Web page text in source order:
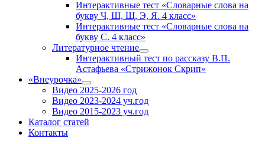
Интерактивные тест «Словарные слова на
букву Ч, Ш, Щ, Э, Я. 4 класс»
Интерактивные тест «Словарные слова на
букву С. 4 класс»
Литературное чтение
Интерактивный тест по рассказу В.П.
Астафьева «Стрижонок Скрип»
«Внеурочка»
Видео 2025-2026 год
Видео 2023-2024 уч.год
Видео 2015-2023 уч.год
Каталог статей
Контакты